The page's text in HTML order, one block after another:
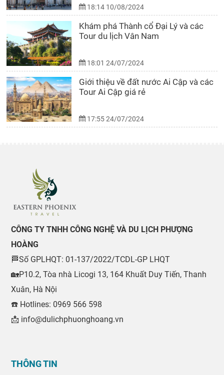
18:14 10/08/2024
Khám phá Thành cổ Đại Lý và các
Tour du lịch Vân Nam
18:01 24/07/2024
Giới thiệu về đất nước Ai Cập và các
Tour Ai Cập giá rẻ
17:55 24/07/2024
CÔNG TY TNHH CÔNG NGHỆ VÀ DU LỊCH PHƯỢNG
HOÀNG
🏁Số GPLHQT: 01-137/2022/TCDL-GP LHQT
🏡P10.2, Tòa nhà Licogi 13, 164 Khuất Duy Tiến, Thanh
Xuân, Hà Nội
☎️ Hotlines: 0969 566 598
📩 info@dulichphuonghoang.vn
THÔNG TIN